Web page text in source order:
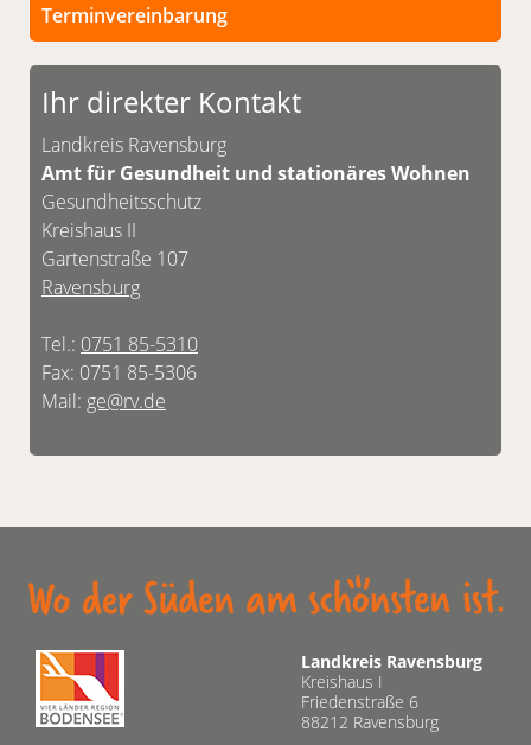
Terminvereinbarung
Persönliche Termine sind nach vorheriger
Vereinbarung möglich.
Ihr direkter Kontakt
Landkreis Ravensburg
Amt für Gesundheit und stationäres Wohnen
Gesundheitsschutz
Kreishaus II
Gartenstraße 107
Ravensburg
Tel.: 0751 85-5310
Fax: 0751 85-5306
Mail: ge@rv.de
Landkreis Ravensburg
Kreishaus I
Friedenstraße 6
88212 Ravensburg